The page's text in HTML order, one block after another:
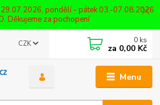
pondělí - pátek 03.-07.08.2026
Děkujeme za pochopení
Menu
CZK 0 ks
za 0,00 Kč